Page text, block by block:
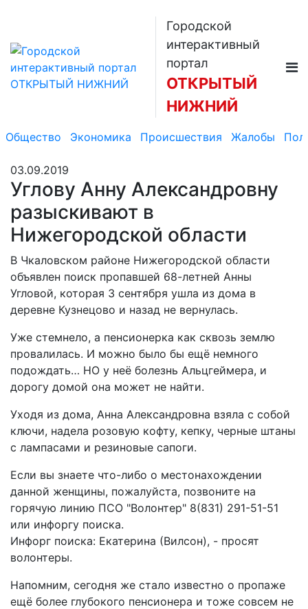
Городской
интерактивный
портал
ОТКРЫТЫЙ
НИЖНИЙ
Общество Экономика Происшествия Жалобы
03.09.2019
Углову Анну Александровну
разыскивают в
Нижегородской области
В Чкаловском районе Нижегородской области
объявлен поиск пропавшей 68-летней Анны
Угловой, которая 3 сентября ушла из дома в
деревне Кузнецово и назад не вернулась.
Уже стемнело, а пенсионерка как сквозь землю
провалилась. И можно было бы ещё немного
подождать… НО у неё болезнь Альцгеймера, и
дорогу домой она может не найти.
Уходя из дома, Анна Александровна взяла с собой
ключи, надела розовую кофту, кепку, черные штаны
с лампасами и резиновые сапоги.
Если вы знаете что-либо о местонахождении
данной женщины, пожалуйста, позвоните на
горячую линию ПСО "Волонтер" 8(831) 291-51-51
или инфоргу поиска.
Инфорг поиска: Екатерина (Вилсон), - просят
волонтеры.
Напомним, сегодня же стало известно о пропаже
ещё более глубокого пенсионера и тоже совсем не